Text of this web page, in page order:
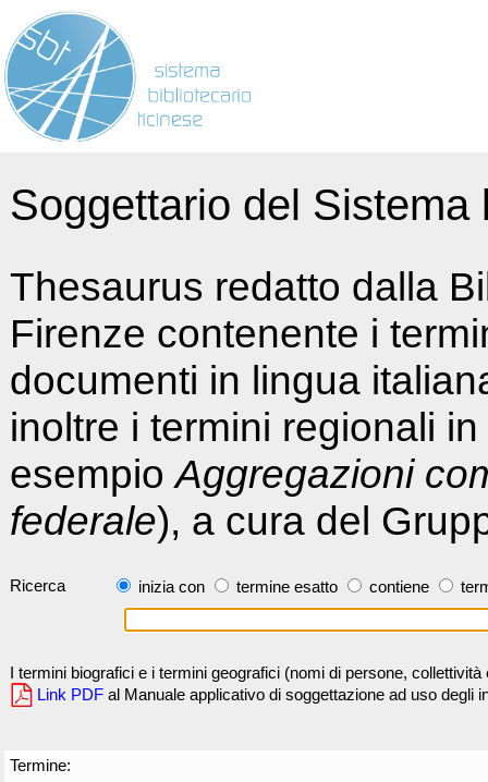
Soggettario del
Thesaurus redatto dalla
Firenze contenente i
documenti in lingua
inoltre i termini regionali
esempioAggregazioni
federale), a cura del
Ricerca inizia con termine esatto contiene
I termini biografici e i termini geografici (nomi di persone,
Link PDF al Manuale applicativo di soggettazione ad uso degli
Termine: